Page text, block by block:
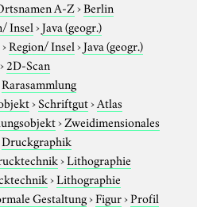
A-Z›Berlin
Insel›Java (geogr.)
›Region/ Insel›Java (geogr.)
›2D-Scan
Rarasammlung
›Schriftgut›Atlas
›Zweidimensionales
Druckgraphik
›Lithographie
›Lithographie
Gestaltung›Figur›Profil